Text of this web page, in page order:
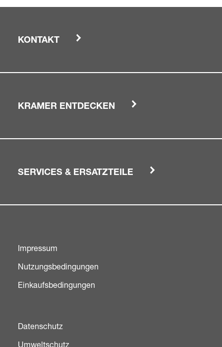
KONTAKT
KRAMER ENTDECKEN
SERVICES & ERSATZTEILE
Impressum
Nutzungsbedingungen
Einkaufsbedingungen
Datenschutz
Umweltschutz